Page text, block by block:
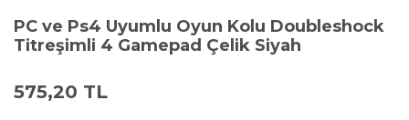
PC ve Ps4 Uyumlu Oyun Kolu Doubleshock
Titreşimli 4 Gamepad Çelik Siyah
575,20 TL